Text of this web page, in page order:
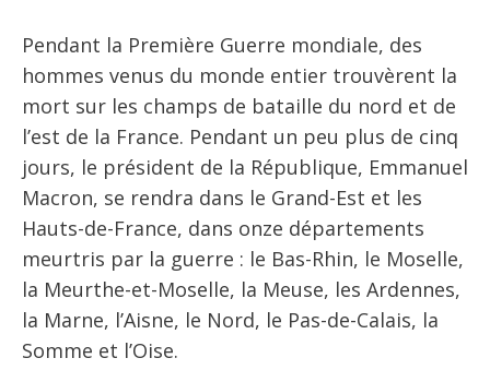
Pendant la Première Guerre mondiale, des
hommes venus du monde entier trouvèrent la
mort sur les champs de bataille du nord et de
l’est de la France. Pendant un peu plus de cinq
jours, le président de la République, Emmanuel
Macron, se rendra dans le Grand-Est et les
Hauts-de-France, dans onze départements
meurtris par la guerre : le Bas-Rhin, le Moselle,
la Meurthe-et-Moselle, la Meuse, les Ardennes,
la Marne, l’Aisne, le Nord, le Pas-de-Calais, la
Somme et l’Oise.